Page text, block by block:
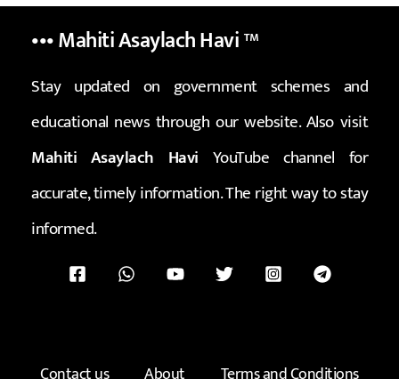
••• Mahiti Asaylach Havi™
Stay updated on government schemes and
educational news through our website. Also visit
Mahiti Asaylach Havi YouTube channel for
accurate, timely information. The right way to stay
informed.